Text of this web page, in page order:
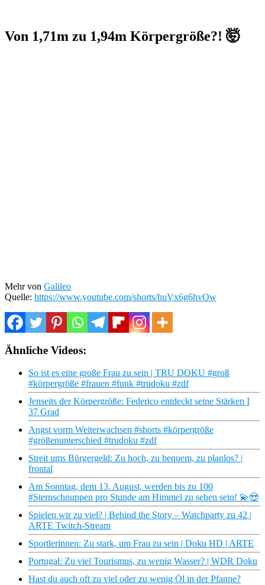
Von 1,71m zu 1,94m Körpergröße?! 🤯
Mehr von Galileo
Quelle: https://www.youtube.com/shorts/huVx6g6hvOw
Ähnliche Videos:
So ist es eine große Frau zu sein | TRU DOKU #groß
#körpergröße #frauen #funk #trudoku #zdf
Jenseits der Körpergröße: Federico entdeckt seine Stärken I
37 Grad
Angst vorm Weiterwachsen #shorts #körpergröße
#größenunterschied #trudoku #zdf
Streit ums Bürgergeld: Zu hoch, zu bequem, zu planlos? |
frontal
Am Sonntag, dem 13. August, werden bis zu 100
#Sternschnuppen pro Stunde am Himmel zu sehen sein! 💫😍
Spielen wir zu viel? | Behind the Story – Watchparty zu 42 |
ARTE Twitch-Stream
Sportlerinnen: Zu stark, um Frau zu sein | Doku HD | ARTE
Portugal: Zu viel Tourismus, zu wenig Wasser? | WDR Doku
Hast du auch oft zu viel oder zu wenig Öl in der Pfanne?